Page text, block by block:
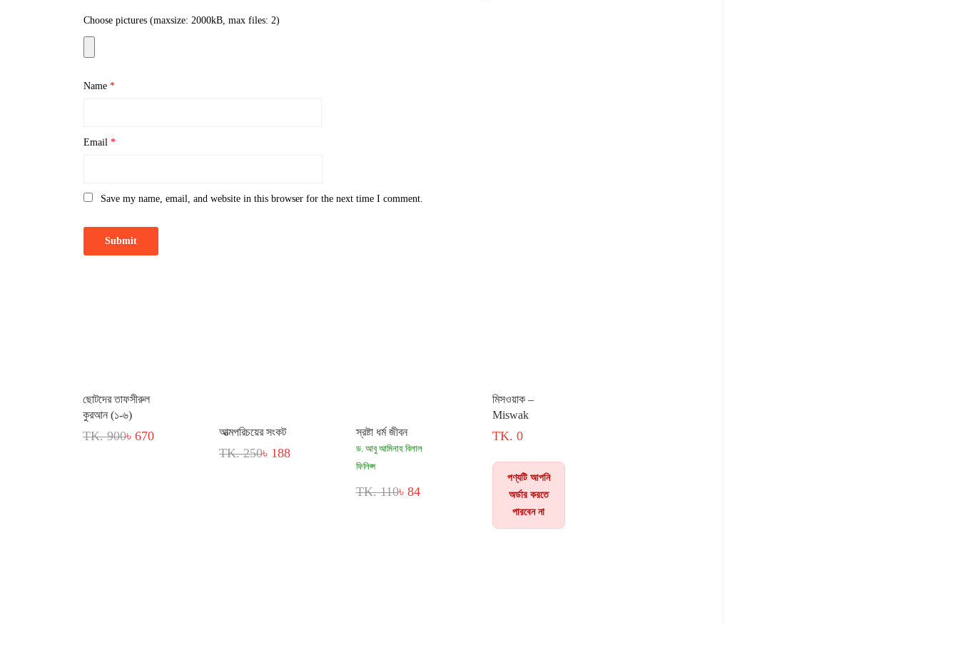
Choose pictures (maxsize: 2000kB, max files: 2)
Name*
Email*
Save my name, email, and website in this browser for the next time I comment.
ছোটদের তাফসীরুল
কুরআন (১-৬)
TK. 900৳ 670 আত্মপরিচয়ের সংকট
TK. 250৳ 188
স্রষ্টা ধর্ম জীবন
ড. আবু আমিনাহ বিলাল
ফিলিপ্স
TK. 110৳ 84
মিসওয়াক –
Miswak
TK. 0
পণ্যটি আপনি
অর্ডার করতে
পারবেন না